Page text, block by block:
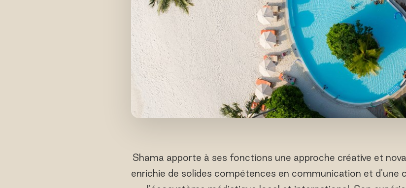
Shama apporte à ses fonctions une approche créative et
enrichie de solides compétences en communication et d'une